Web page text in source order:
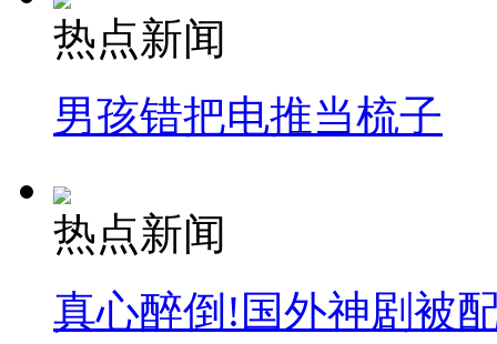
热点新闻
男孩错把电推当梳子
热点新闻
真心醉倒!国外神剧被